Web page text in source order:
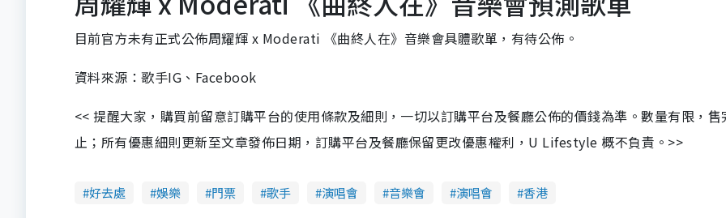
目前官方未有正式公佈周耀輝 x Moderati 《曲終人在》音樂會具體歌單，有待公佈。
資料來源：歌手IG、Facebook
<< 提醒大家，購買前留意訂購平台的使用條款及細則，一切以訂購平台及餐廳公佈的價錢為準。數量有限，售
止；所有優惠細則更新至文章發佈日期，訂購平台及餐廳保留更改優惠權利，U Lifestyle 概不負責。>>
好去處 娛樂 門票 歌手 演唱會 音樂會 演唱會 香港